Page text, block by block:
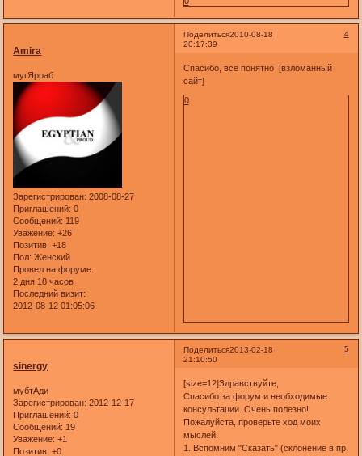
Поделиться 4
2010-08-18
20:17:39
Amira
мугЯрраб
Зарегистрирован: 2008-08-27
Приглашений: 0
Сообщений: 119
Уважение: +26
Позитив: +18
Пол: Женский
Провел на форуме:
2 дня 18 часов
Последний визит:
2012-08-12 01:05:06
Спасибо, всё понятно [взломанный
сайт]
0
Поделиться 5
2013-02-18
21:10:50
sinergy
мубтАди
Зарегистрирован: 2012-12-17
Приглашений: 0
Сообщений: 19
Уважение: +1
Позитив: +0
[size=12]Здравствуйте,
Спасибо за форум и необходимые
консультации. Очень полезно!
Пожалуйста, проверьте ход моих
мыслей.
1. Вспомним "Сказать" (склонение в пр.